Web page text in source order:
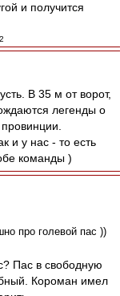
и получится
В 35 м от ворот,
легенды о
и у нас - то есть
команды )
про голевой пас ))
Пас в свободную
Короман имел